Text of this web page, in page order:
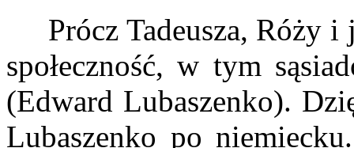
Prócz Tadeusza, Róży i
społeczność, w tym
(Edward Lubaszenko).
Lubaszenko po